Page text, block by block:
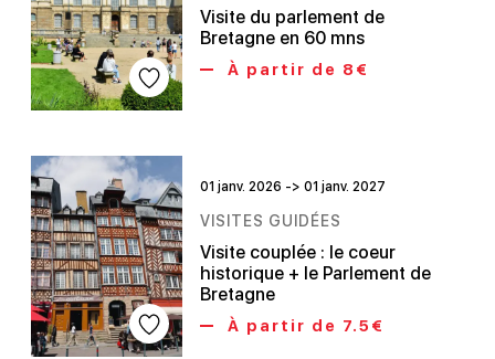
Visite du parlement de
Bretagne en 60 mns
À partir de 8€
01 janv. 2026 -> 01 janv. 2027
VISITES GUIDÉES
Visite couplée : le coeur
historique + le Parlement de
Bretagne
À partir de 7.5€